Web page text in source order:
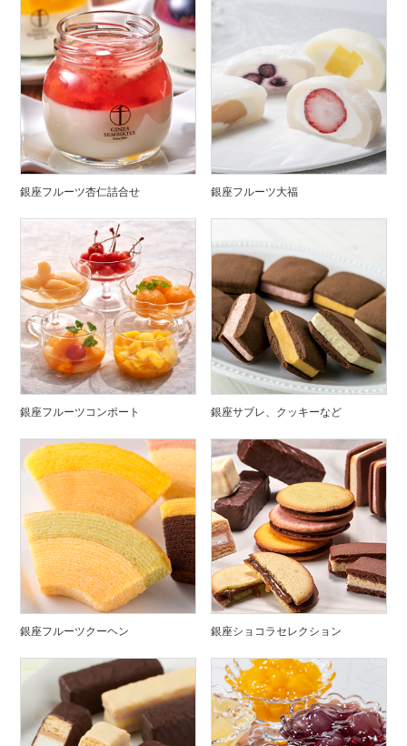
銀座フルーツ杏仁詰合せ 銀座フルーツ大福
銀座フルーツコンポート 銀座サブレ、クッキーなど
銀座フルーツクーヘン 銀座ショコラセレクション